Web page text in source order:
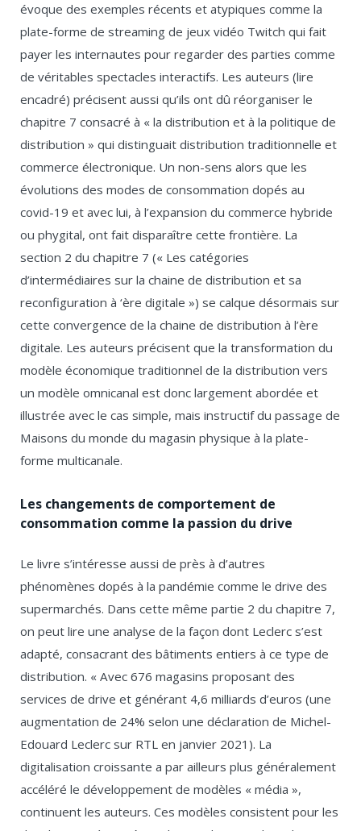
évoque des exemples récents et atypiques comme la
plate-forme de streaming de jeux vidéo Twitch qui fait
payer les internautes pour regarder des parties comme
de véritables spectacles interactifs. Les auteurs (lire
encadré) précisent aussi qu’ils ont dû réorganiser le
chapitre 7 consacré à « la distribution et à la politique de
distribution » qui distinguait distribution traditionnelle et
commerce électronique. Un non-sens alors que les
évolutions des modes de consommation dopés au
covid-19 et avec lui, à l’expansion du commerce hybride
ou phygital, ont fait disparaître cette frontière. La
section 2 du chapitre 7 (« Les catégories
d’intermédiaires sur la chaine de distribution et sa
reconfiguration à ‘ère digitale ») se calque désormais sur
cette convergence de la chaine de distribution à l’ère
digitale. Les auteurs précisent que la transformation du
modèle économique traditionnel de la distribution vers
un modèle omnicanal est donc largement abordée et
illustrée avec le cas simple, mais instructif du passage de
Maisons du monde du magasin physique à la plate-
forme multicanale.
Les changements de comportement de
consommation comme la passion du drive
Le livre s’intéresse aussi de près à d’autres
phénomènes dopés à la pandémie comme le drive des
supermarchés. Dans cette même partie 2 du chapitre 7,
on peut lire une analyse de la façon dont Leclerc s’est
adapté, consacrant des bâtiments entiers à ce type de
distribution. « Avec 676 magasins proposant des
services de drive et générant 4,6 milliards d’euros (une
augmentation de 24% selon une déclaration de Michel-
Edouard Leclerc sur RTL en janvier 2021). La
digitalisation croissante a par ailleurs plus généralement
accéléré le développement de modèles « média »,
continuent les auteurs. Ces modèles consistent pour les